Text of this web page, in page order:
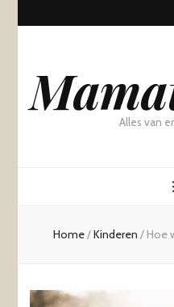
Alles van
Home/Kinderen / Hoe